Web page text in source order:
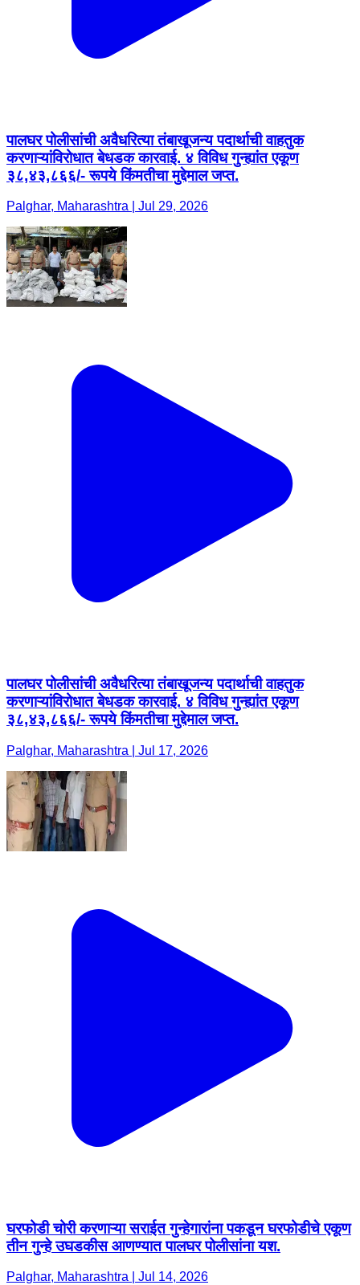
पालघर पोलीसांची अवैधरित्या तंबाखूजन्य पदार्थाची वाहतुक
करणाऱ्यांविरोधात बेधडक कारवाई. ४ विविध गुन्ह्यांत एकूण
३८,४३,८६६/- रूपये किंमतीचा मुद्देमाल जप्त.
Palghar, Maharashtra | Jul 29, 2026
पालघर पोलीसांची अवैधरित्या तंबाखूजन्य पदार्थाची वाहतुक
करणाऱ्यांविरोधात बेधडक कारवाई. ४ विविध गुन्ह्यांत एकूण
३८,४३,८६६/- रूपये किंमतीचा मुद्देमाल जप्त.
Palghar, Maharashtra | Jul 17, 2026
घरफोडी चोरी करणाऱ्या सराईत गुन्हेगारांना पकडून घरफोडीचे एकूण
तीन गुन्हे उघडकीस आणण्यात पालघर पोलीसांना यश.
Palghar, Maharashtra | Jul 14, 2026